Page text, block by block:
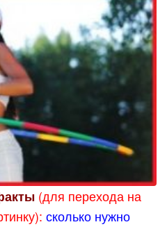
(для перехода на
сколько нужно